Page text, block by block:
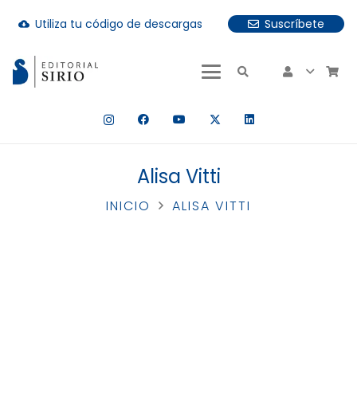
cloud_download Utiliza tu código de descargas
Suscríbete
hay resultados autocompletados, puedes utilizar las
Alisa Vitti
INICIO ALISA VITTI